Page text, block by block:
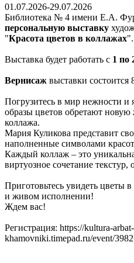
01.07.2026-29.07.2026
Библиотека № 4 имени Е.А.
персональную выставку
"Красота цветов в коллажах".
Выставка будет работать с 1 по
Вернисаж выставки состоится
Погрузитесь в мир нежности и
образы цветов обретают новую
коллажа.
Мария Куликова представит
наполненные символами
Каждый коллаж – это
виртуозное сочетание текстур,
Приготовьтесь увидеть цветы
и живом исполнении!
Ждем вас!
Регистрация: https://kultura-arbat-
khamovniki.timepad.ru/event/